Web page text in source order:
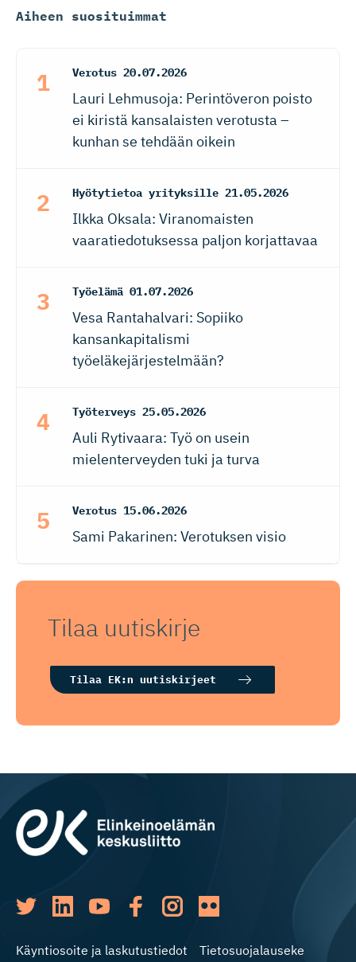
Aiheen suosituimmat
Verotus 20.07.2026
Lauri Lehmusoja: Perintöveron poisto
ei kiristä kansalaisten verotusta –
kunhan se tehdään oikein
Hyötytietoa yrityksille 21.05.2026
Ilkka Oksala: Viranomaisten
vaaratiedotuksessa paljon korjattavaa
Työelämä 01.07.2026
Vesa Rantahalvari: Sopiiko
kansankapitalismi
työeläkejärjestelmään?
Työterveys 25.05.2026
Auli Rytivaara: Työ on usein
mielenterveyden tuki ja turva
Verotus 15.06.2026
Sami Pakarinen: Verotuksen visio
Tilaa uutiskirje
Tilaa EK:n uutiskirjeet
Käyntiosoite ja laskutustiedot Tietosuojalauseke